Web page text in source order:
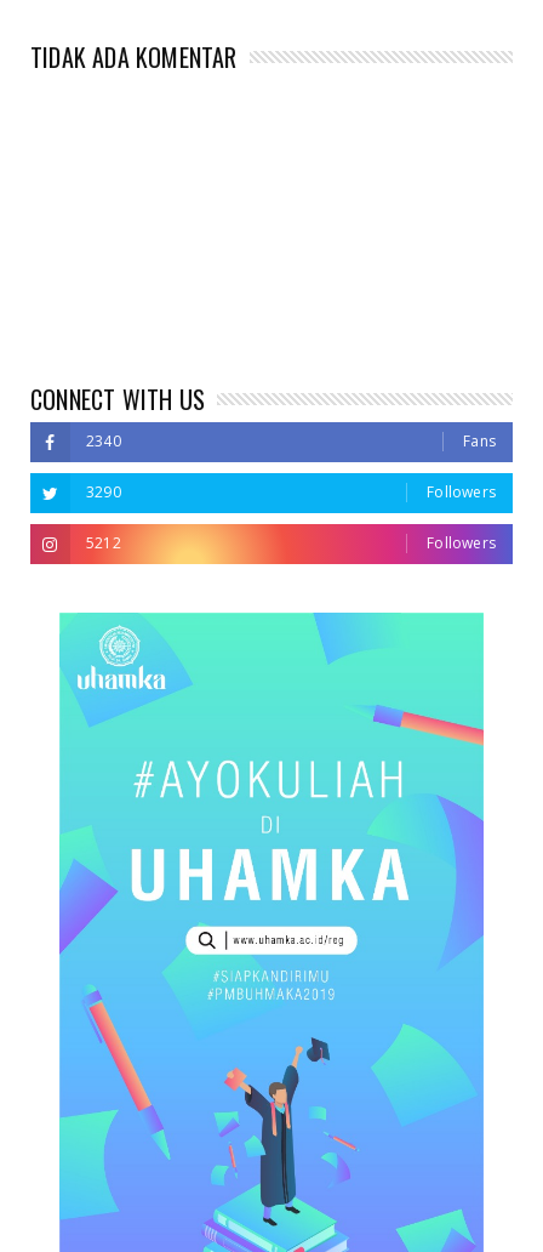
TIDAK ADA KOMENTAR
CONNECT WITH US
2340 Fans
3290 Followers
5212 Followers